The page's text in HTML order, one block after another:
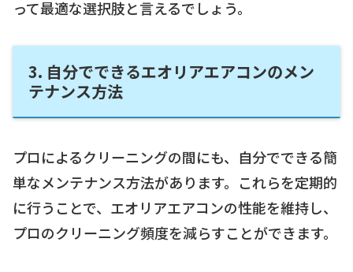
って最適な選択肢と言えるでしょう。
3. 自分でできるエオリアエアコンのメン
テナンス方法
プロによるクリーニングの間にも、自分でできる簡
単なメンテナンス方法があります。これらを定期的
に行うことで、エオリアエアコンの性能を維持し、
プロのクリーニング頻度を減らすことができます。